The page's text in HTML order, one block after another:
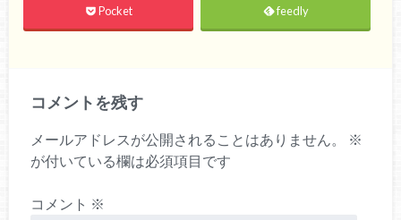
Pocket feedly
コメントを残す
メールアドレスが公開されることはありません。
※
が付いている欄は必須項目です
コメント ※